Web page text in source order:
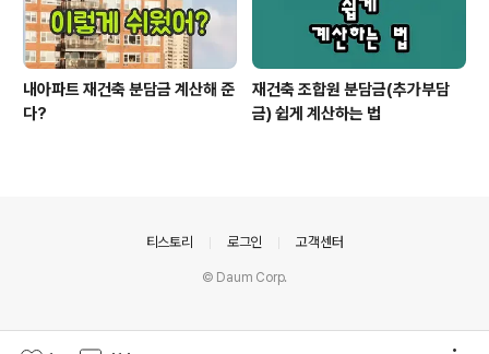
내아파트 재건축 분담금 계산해 준
다?
재건축 조합원 분담금(추가부담
금) 쉽게 계산하는 법
티스토리 로그인 고객센터
© Daum Corp.